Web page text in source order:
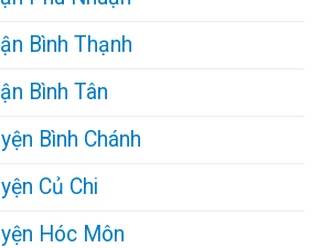
Bình Thạnh
Bình Tân
Bình Chánh
Củ Chi
Hóc Môn